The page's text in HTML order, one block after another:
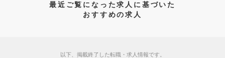
最近ご覧になった求人に基づいた
おすすめの求人
以下、掲載終了した転職・求人情報です。